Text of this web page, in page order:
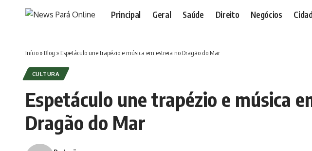
Principal Geral Saúde Direito Negócios
Início» Blog » Espetáculo une trapézio e música em estreia no Dragão do Mar
CULTURA
Espetáculo une trapézio e música
Dragão do Mar